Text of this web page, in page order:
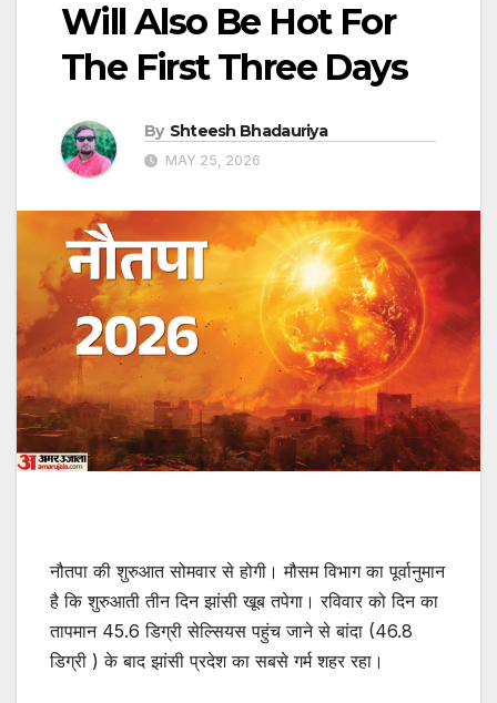
Will Also Be Hot For
The First Three Days
By Shteesh Bhadauriya
MAY 25, 2026
नौतपा की शुरुआत सोमवार से होगी। मौसम विभाग का पूर्वानुमान
है कि शुरुआती तीन दिन झांसी खूब तपेगा। रविवार को दिन का
तापमान 45.6 डिग्री सेल्सियस पहुंच जाने से बांदा (46.8
डिग्री ) के बाद झांसी प्रदेश का सबसे गर्म शहर रहा।